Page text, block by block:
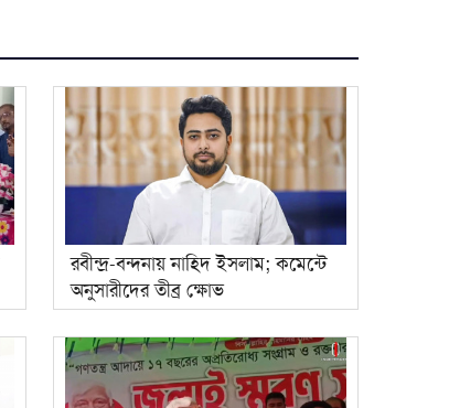
রবীন্দ্র-বন্দনায় নাহিদ ইসলাম; কমেন্টে
অনুসারীদের তীব্র ক্ষোভ